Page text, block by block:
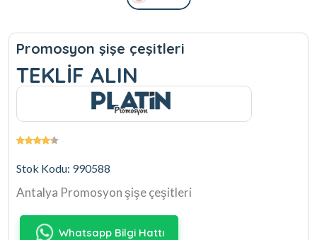
Promosyon şişe çeşitleri
TEKLİF ALIN
Stok Kodu: 990588
Antalya Promosyon şişe çeşitleri
Whatsapp Bilgi Hattı